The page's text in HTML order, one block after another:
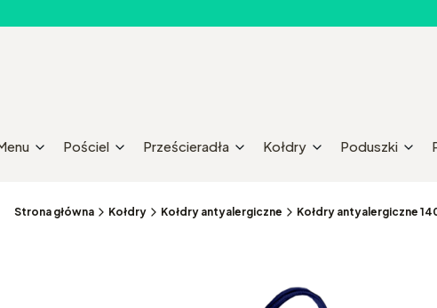
Pościel Prześcieradła Kołdry Poduszki
Strona główna Kołdry Kołdry antyalergiczne Kołdry antyalergiczne